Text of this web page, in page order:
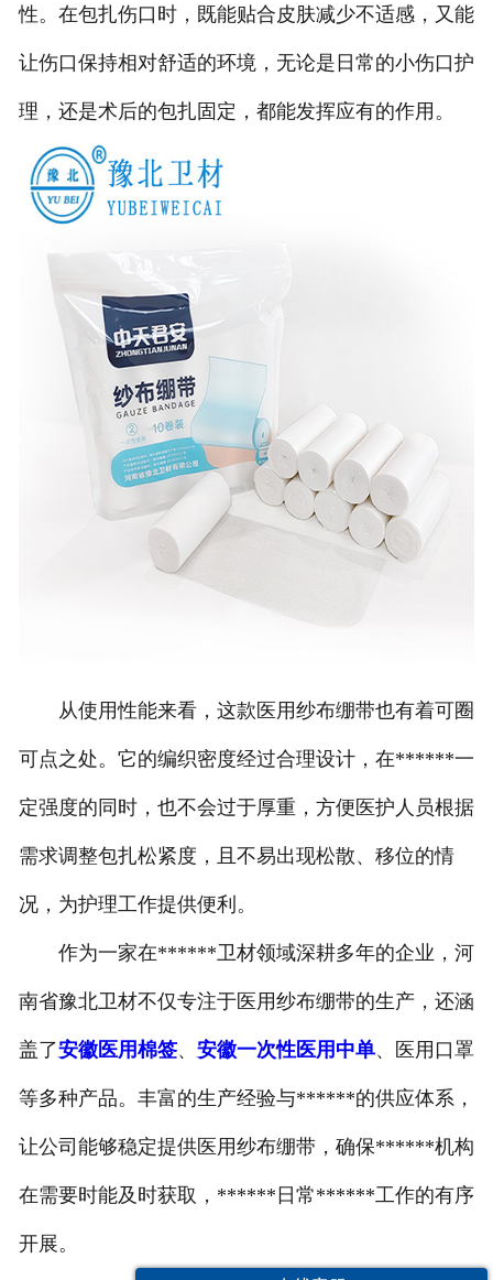
性。在包扎伤口时，既能贴合皮肤减少不适感，又能
让伤口保持相对舒适的环境，无论是日常的小伤口护
理，还是术后的包扎固定，都能发挥应有的作用。
从使用性能来看，这款医用纱布绷带也有着可圈
可点之处。它的编织密度经过合理设计，在******一
定强度的同时，也不会过于厚重，方便医护人员根据
需求调整包扎松紧度，且不易出现松散、移位的情
况，为护理工作提供便利。
作为一家在******卫材领域深耕多年的企业，河
南省豫北卫材不仅专注于医用纱布绷带的生产，还涵
盖了安徽医用棉签、 安徽一次性医用中单、医用口罩
等多种产品。丰富的生产经验与******的供应体系，
让公司能够稳定提供医用纱布绷带，确保******机构
在需要时能及时获取，******日常******工作的有序
开展。